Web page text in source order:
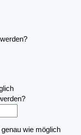
wie möglich